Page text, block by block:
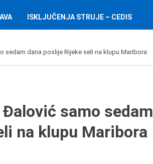
ISKLJUČENJA STRUJE – CEDIS
sedam dana poslije Rijeke seli na klupu Maribora
samo sedam
na klupu Maribora